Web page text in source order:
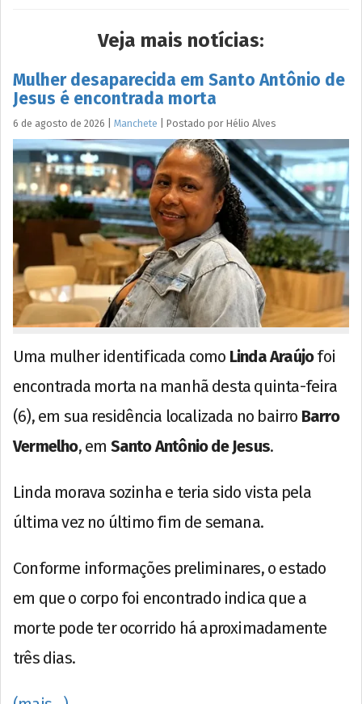
Veja mais notícias:
Mulher desaparecida em Santo Antônio de
Jesus é encontrada morta
6 de agosto de 2026 Manchete Postado por Hélio Alves
Uma mulher identificada como Linda Araújofoi
encontrada morta na manhã desta quinta-feira
(6), em sua residência localizada no bairro Barro
Vermelho, em Santo Antônio de Jesus.
Linda morava sozinha e teria sido vista pela
última vez no último fim de semana.
Conforme informações preliminares, o estado
em que o corpo foi encontrado indica que a
morte pode ter ocorrido há aproximadamente
três dias.